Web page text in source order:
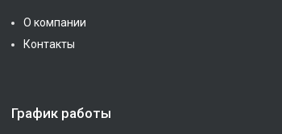
О компании
Контакты
График работы